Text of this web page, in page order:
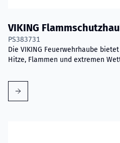
VIKING
PS383731
Die VIKING Feuerwehrhaube
Hitze, Flammen und extremen